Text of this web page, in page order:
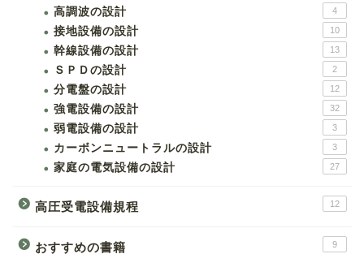
高調波の設計 4
接地設備の設計 10
幹線設備の設計 13
ＳＰＤの設計 2
分電盤の設計 12
強電設備の設計 32
弱電設備の設計 3
カーボンニュートラルの設計 3
家庭の電気設備の設計 27
高圧受電設備規程 12
おすすめの書籍 9